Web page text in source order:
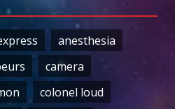
anesthesia
camera
colonel loud